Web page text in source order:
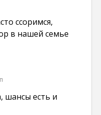
ссоримся,
в нашей семье
шансы есть и